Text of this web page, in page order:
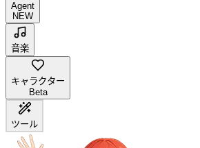
Agent
NEW
音楽
キャラクター
Beta
ツール